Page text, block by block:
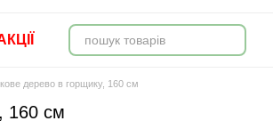
дерево в горщику, 160 см
160 см